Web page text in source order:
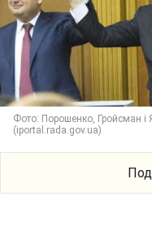
Фото: Порошенко, Гройсман і
(iportal.rada.gov.ua)